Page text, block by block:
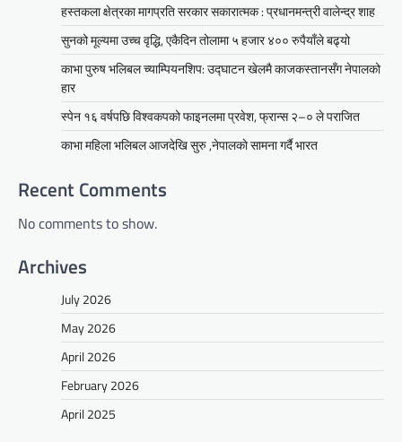
हस्तकला क्षेत्रका मागप्रति सरकार सकारात्मक : प्रधानमन्त्री वालेन्द्र शाह
सुनको मूल्यमा उच्च वृद्धि, एकैदिन तोलामा ५ हजार ४०० रुपैयाँले बढ्यो
काभा पुरुष भलिबल च्याम्पियनशिप: उद्घाटन खेलमै काजकस्तानसँग नेपालको
हार
स्पेन १६ वर्षपछि विश्वकपको फाइनलमा प्रवेश, फ्रान्स २–० ले पराजित
काभा महिला भलिबल आजदेखि सुरु ,नेपालकाे सामना गर्दै भारत
Recent Comments
No comments to show.
Archives
July 2026
May 2026
April 2026
February 2026
April 2025